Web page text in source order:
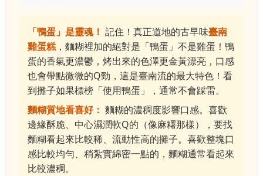
「鴨蛋」是靈魂！ 記住！真正道地的古早味臺南
雞蛋糕，麵糊裡加的絕對是「鴨蛋」不是雞蛋！鴨
蛋的香氣更濃鬱，烤出來的色澤更金黃漂亮，口感
也會帶點微微的Q勁，這是臺南流的最大特色！看
到攤子如果標榜「使用鴨蛋」，通常不會踩雷。
麵糊質地看喜好： 麵糊的濃稠度影響口感。喜歡
邊緣酥脆、中心濕潤軟Q的（像麻糬那樣），要找
麵糊看起來比較稀、流動性高的攤子。喜歡整塊口
感比較均勻、稍紮實綿密一點的，麵糊通常看起來
比較濃稠。